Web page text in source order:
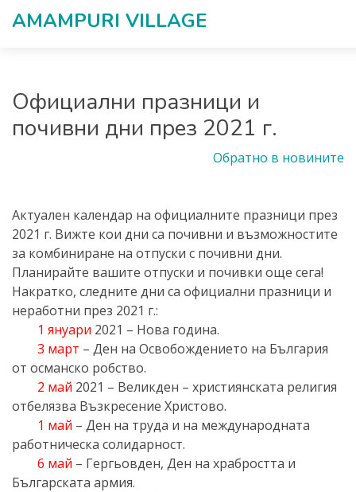
AMAMPURI VILLAGЕ
Официални празници и
почивни дни през 2021 г.
Обратно в новините
Актуален календар на официалните празници през
2021 г. Вижте кои дни са почивни и възможностите
за комбиниране на отпуски с почивни дни.
Планирайте вашите отпуски и почивки още сега!
Накратко, следните дни са официални празници и
неработни през 2021 г.:
1 януари 2021 – Нова година.
3 март – Ден на Освобождението на България
от османско робство.
2 май 2021 – Великден – християнската религия
отбелязва Възкресение Христово.
1 май – Ден на труда и на международната
работническа солидарност.
6 май – Гергьовден, Ден на храбростта и
Българската армия.